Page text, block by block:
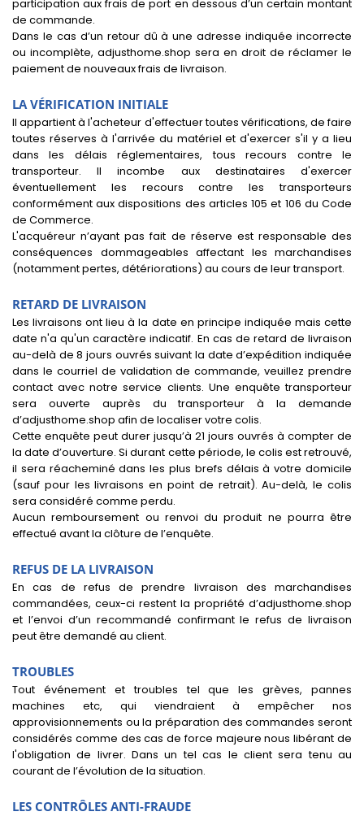
participation aux frais de port en dessous d’un certain montant
de commande.
Dans le cas d’un retour dû à une adresse indiquée incorrecte
ou incomplète, adjusthome.shop sera en droit de réclamer le
paiement de nouveaux frais de livraison.
LA VÉRIFICATION INITIALE
Il appartient à l'acheteur d'effectuer toutes vérifications, de faire
toutes réserves à l'arrivée du matériel et d'exercer s'il y a lieu
dans les délais réglementaires, tous recours contre le
transporteur. Il incombe aux destinataires d'exercer
éventuellement les recours contre les transporteurs
conformément aux dispositions des articles 105 et 106 du Code
de Commerce.
L'acquéreur n’ayant pas fait de réserve est responsable des
conséquences dommageables affectant les marchandises
(notamment pertes, détériorations) au cours de leur transport.
RETARD DE LIVRAISON
Les livraisons ont lieu à la date en principe indiquée mais cette
date n'a qu'un caractère indicatif. En cas de retard de livraison
au-delà de 8 jours ouvrés suivant la date d’expédition indiquée
dans le courriel de validation de commande, veuillez prendre
contact avec notre service clients. Une enquête transporteur
sera ouverte auprès du transporteur à la demande
d’adjusthome.shop afin de localiser votre colis.
Cette enquête peut durer jusqu’à 21 jours ouvrés à compter de
la date d’ouverture. Si durant cette période, le colis est retrouvé,
il sera réacheminé dans les plus brefs délais à votre domicile
(sauf pour les livraisons en point de retrait). Au-delà, le colis
sera considéré comme perdu.
Aucun remboursement ou renvoi du produit ne pourra être
effectué avant la clôture de l’enquête.
REFUS DE LA LIVRAISON
En cas de refus de prendre livraison des marchandises
commandées, ceux-ci restent la propriété d’adjusthome.shop
et l’envoi d’un recommandé confirmant le refus de livraison
peut être demandé au client.
TROUBLES
Tout événement et troubles tel que les grèves, pannes
machines etc, qui viendraient à empêcher nos
approvisionnements ou la préparation des commandes seront
considérés comme des cas de force majeure nous libérant de
l'obligation de livrer. Dans un tel cas le client sera tenu au
courant de l’évolution de la situation.
LES CONTRÔLES ANTI-FRAUDE